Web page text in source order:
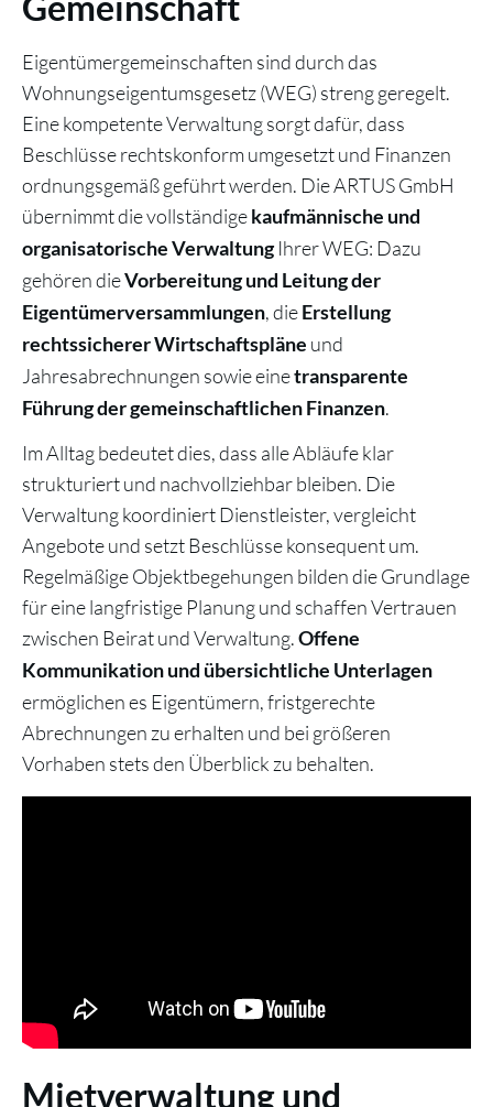
Eigentümergemeinschaften sind durch das
Wohnungseigentumsgesetz (WEG) streng geregelt.
Eine kompetente Verwaltung sorgt dafür, dass
Beschlüsse rechtskonform umgesetzt und Finanzen
ordnungsgemäß geführt werden. Die ARTUS GmbH
übernimmt die vollständigekaufmännische und
organisatorische VerwaltungIhrer WEG: Dazu
gehören dieVorbereitung und Leitung der
Eigentümerversammlungen, dieErstellung
rechtssicherer Wirtschaftspläne und
Jahresabrechnungen sowie einetransparente
Führung der gemeinschaftlichen Finanzen.
Im Alltag bedeutet dies, dass alle Abläufe klar
strukturiert und nachvollziehbar bleiben. Die
Verwaltung koordiniert Dienstleister, vergleicht
Angebote und setzt Beschlüsse konsequent um.
Regelmäßige Objektbegehungen bilden die Grundlage
für eine langfristige Planung und schaffen Vertrauen
zwischen Beirat und Verwaltung.Offene
Kommunikation und übersichtliche Unterlagen
ermöglichen es Eigentümern, fristgerechte
Abrechnungen zu erhalten und bei größeren
Vorhaben stets den Überblick zu behalten.
Mietverwaltung und